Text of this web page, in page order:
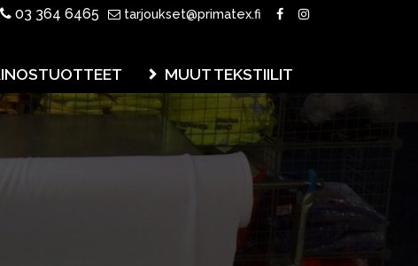
03 364 6465 tarjoukset@primatex.fi
MUUT TEKSTIILIT